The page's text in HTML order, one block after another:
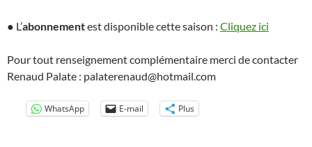
● L’abonnementest disponible cette saison : Cliquez ici
Pour tout renseignement complémentaire merci de contacter
Renaud Palate : palaterenaud@hotmail.com
WhatsApp E-mail Plus